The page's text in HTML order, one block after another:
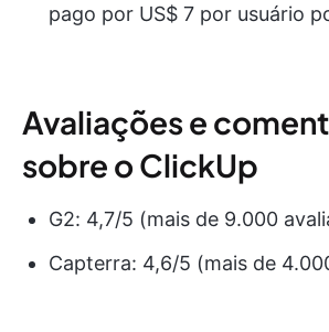
pago por US$ 7 por usuário
Avaliações e
sobre o ClickUp
G2: 4,7/5 (mais de 9.000
Capterra: 4,6/5 (mais de